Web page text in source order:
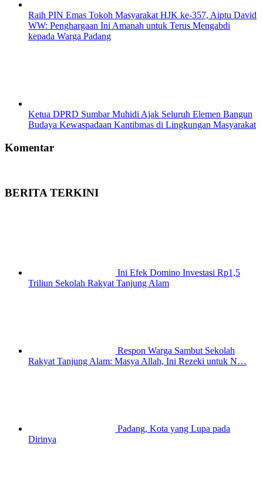
Raih PIN Emas Tokoh Masyarakat HJK ke-357, Aiptu David
WW: Penghargaan Ini Amanah untuk Terus Mengabdi
kepada Warga Padang
Ketua DPRD Sumbar Muhidi Ajak Seluruh Elemen Bangun
Budaya Kewaspadaan Kantibmas di Lingkungan Masyarakat
Komentar
BERITA TERKINI
Ini Efek Domino Investasi Rp1,5
Triliun Sekolah Rakyat Tanjung Alam
Respon Warga Sambut Sekolah
Rakyat Tanjung Alam: Masya Allah, Ini Rezeki untuk N…
Padang, Kota yang Lupa pada
Dirinya